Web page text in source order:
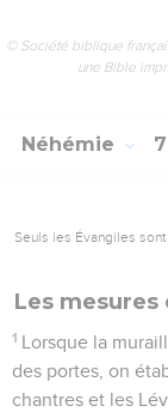
© Société biblique
une Bible
Néhémie 7
Seuls les Évangiles
Les
1 Lorsque la
des portes, on
chantres et les